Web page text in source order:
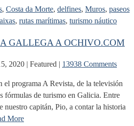
, Costa da Morte, delfines, Muros, paseos
, rutas marítimas, turismo náutico
GALLEGA A OCHIVO.COM
2020 | Featured | 13938 Comments
el programa A Revista, de la televisión
fórmulas de turismo en Galicia. Entre
capitán, Pio, a contar la historia
More